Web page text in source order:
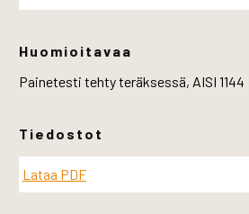
Huomioitavaa
Painetesti tehty teräksessä, AISI 1144
Tiedostot
Lataa PDF